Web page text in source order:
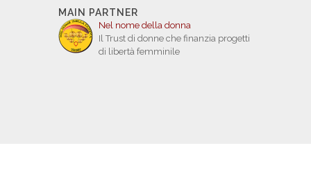
MAIN PARTNER
Nel nome della donna
Il Trust di donne che finanzia progetti
di libertà femminile